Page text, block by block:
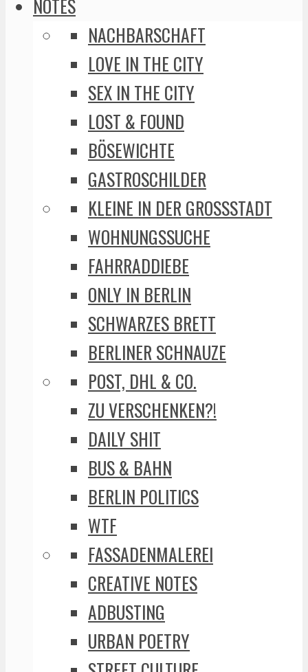
NACHBARSCHAFT
LOVE IN THE CITY
SEX IN THE CITY
LOST & FOUND
BÖSEWICHTE
GASTROSCHILDER
KLEINE IN DER GROSSSTADT
WOHNUNGSSUCHE
FAHRRADDIEBE
ONLY IN BERLIN
SCHWARZES BRETT
BERLINER SCHNAUZE
POST, DHL & CO.
ZU VERSCHENKEN?!
DAILY SHIT
BUS & BAHN
BERLIN POLITICS
WTF
FASSADENMALEREI
CREATIVE NOTES
ADBUSTING
URBAN POETRY